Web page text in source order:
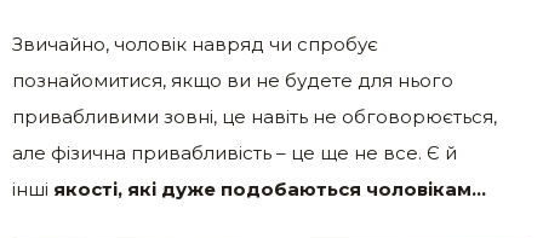
Звичайно, чоловік навряд чи спробує
познайомитися, якщо ви не будете для нього
привабливими зовні, це навіть не обговорюється,
але фізична привабливість – це ще не все. Є й
інші якості, які дуже подобаються чоловікам…